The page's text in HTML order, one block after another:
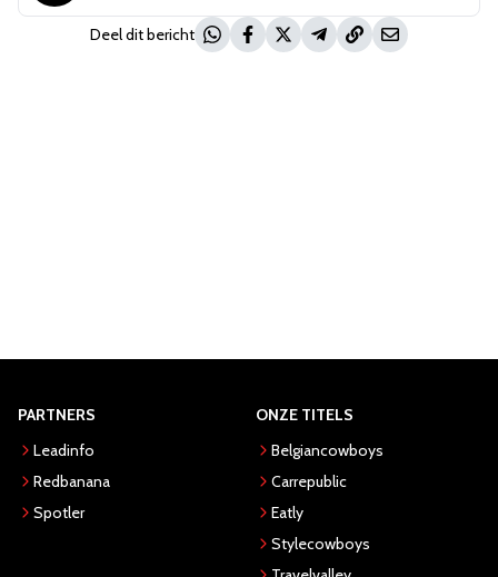
Deel dit bericht
PARTNERS
Leadinfo
Redbanana
Spotler
ONZE TITELS
Belgiancowboys
Carrepublic
Eatly
Stylecowboys